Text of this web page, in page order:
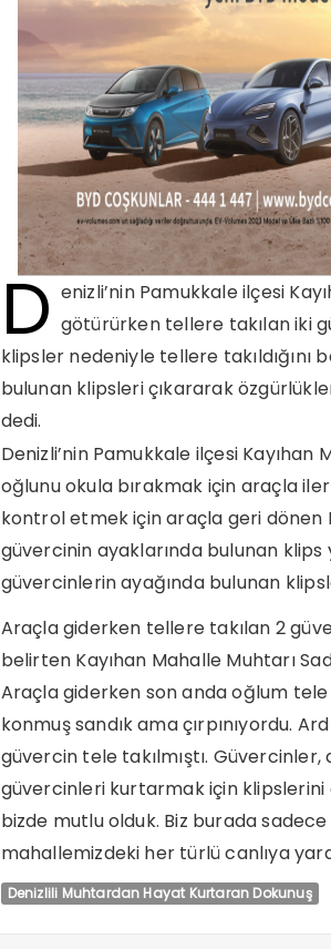
D enizli’nin Pamukkale ilçesi
götürürken tellere takılan iki
klipsler nedeniyle tellere
bulunan klipsleri çıkararak
dedi.
Denizli’nin Pamukkale ilçesi
oğlunu okula bırakmak için araçla
kontrol etmek için araçla geri dönen
güvercinin ayaklarında bulunan klips
güvercinlerin ayağında bulunan
Araçla giderken tellere takılan 2
belirten Kayıhan Mahalle Muhtarı
Araçla giderken son anda oğlum
konmuş sandık ama çırpınıyordu.
güvercin tele takılmıştı. Güvercinler,
güvercinleri kurtarmak için klipslerini
bizde mutlu olduk. Biz burada
mahallemizdeki her türlü canlıya
Denizlili Muhtardan Hayat Kurtaran Dokunuş